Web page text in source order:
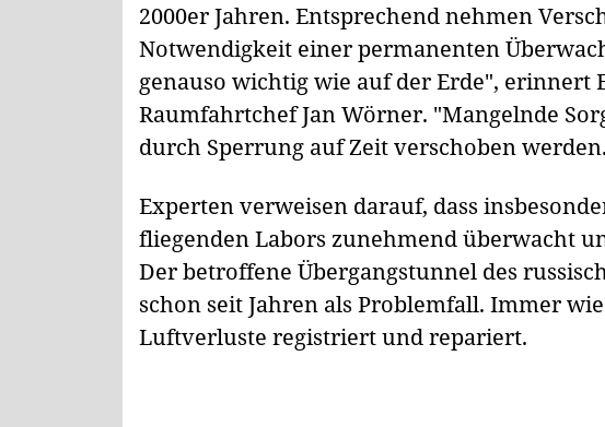
2000er Jahren. Entsprechend nehmen
Notwendigkeit einer permanenten
genauso wichtig wie auf der Erde", erinnert
Raumfahrtchef Jan Wörner. "Mangelnde
durch Sperrung auf Zeit verschoben
Experten verweisen darauf, dass
fliegenden Labors zunehmend überwacht
Der betroffene Übergangstunnel des
schon seit Jahren als Problemfall. Immer
Luftverluste registriert und repariert.